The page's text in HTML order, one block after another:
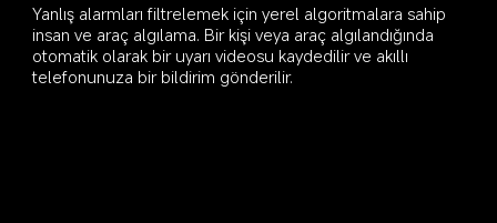
Yanlış alarmları filtrelemek için yerel algoritmalara sahip
insan ve araç algılama. Bir kişi veya araç algılandığında
otomatik olarak bir uyarı videosu kaydedilir ve akıllı
telefonunuza bir bildirim gönderilir.